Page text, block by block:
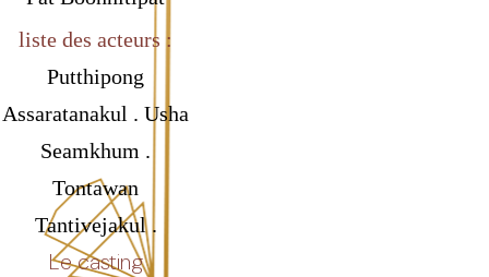
liste des acteurs :
Putthipong
Assaratanakul . Usha
Seamkhum .
Tontawan
Tantivejakul .
Le casting